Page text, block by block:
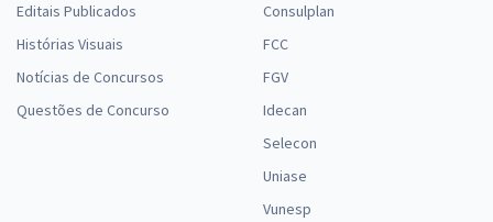
Editais Publicados
Histórias Visuais
Notícias de Concursos
Questões de Concurso
Consulplan
FCC
FGV
Idecan
Selecon
Uniase
Vunesp